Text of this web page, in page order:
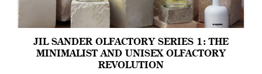
JIL SANDER OLFACTORY SERIES 1: THE
MINIMALIST AND UNISEX OLFACTORY
REVOLUTION